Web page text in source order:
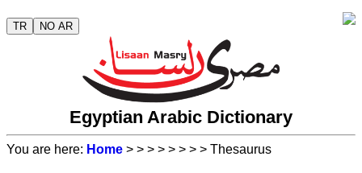
TR NO AR
Egyptian Arabic Dictionary
You are here: Home > > > > > > > > Thesaurus